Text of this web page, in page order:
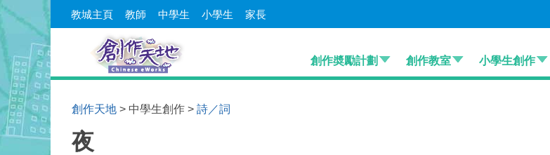
教城主頁 教師 中學生 小學生 家長
創作奬勵計劃 創作教室 小學生創作
創作天地 > 中學生創作 > 詩／詞
夜